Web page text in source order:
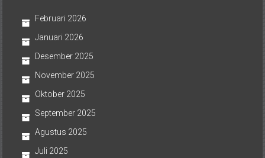
Februari 2026
Januari 2026
Desember 2025
November 2025
Oktober 2025
September 2025
Agustus 2025
Juli 2025